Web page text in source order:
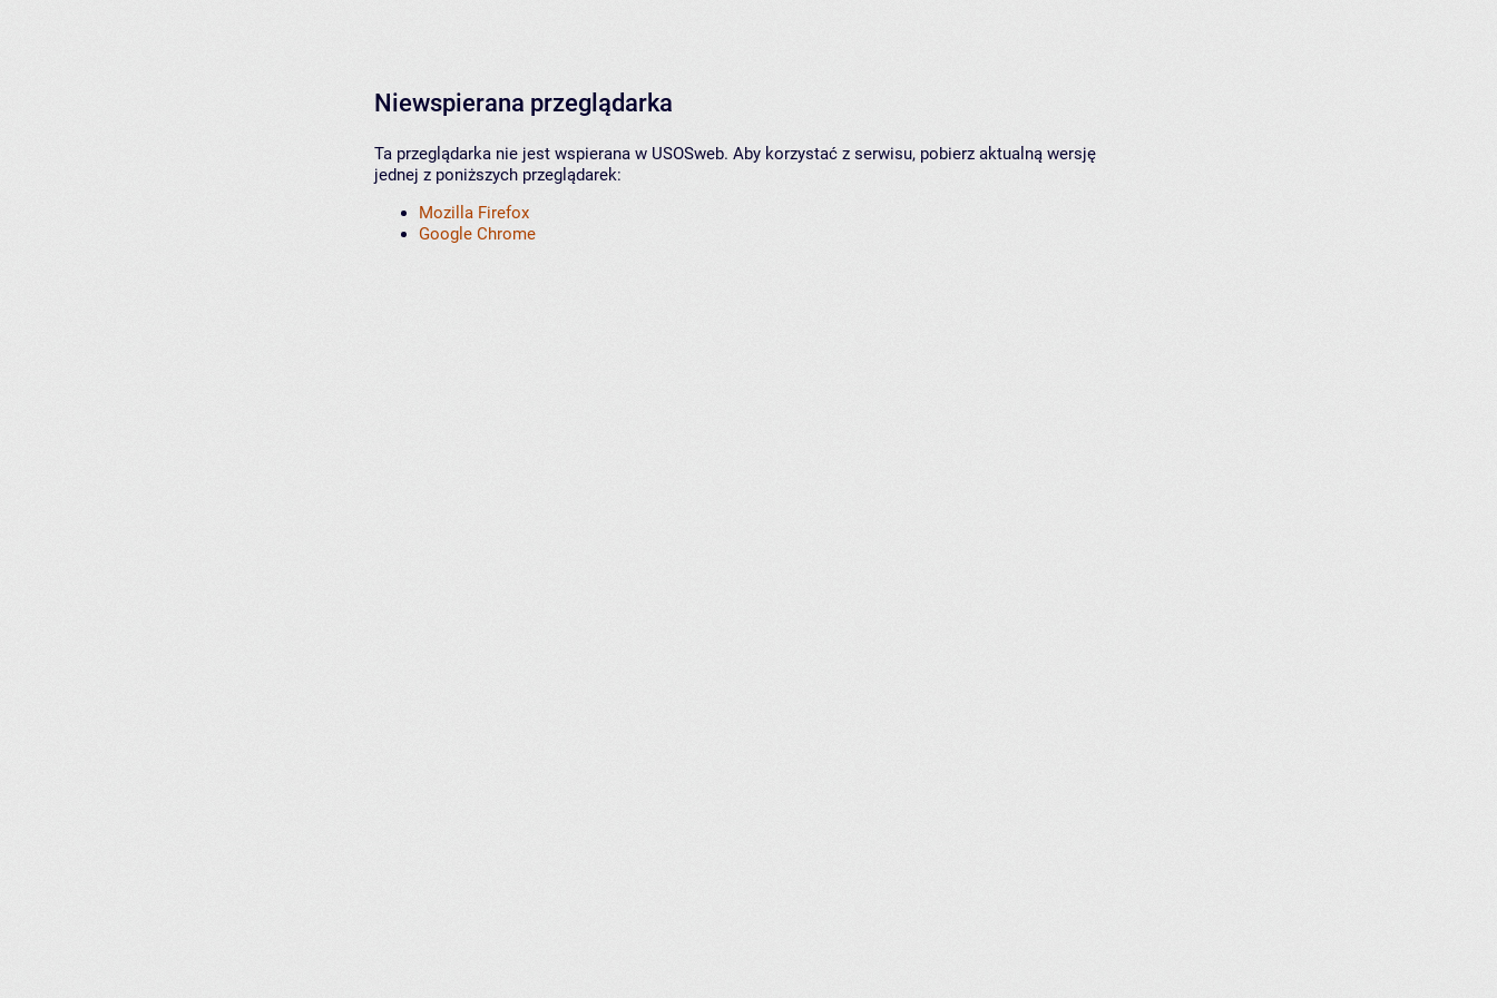
Niewspierana przeglądarka
Ta przeglądarka nie jest wspierana w USOSweb. Aby korzystać z serwisu, pobierz aktualną wersję
jednej z poniższych przeglądarek:
Mozilla Firefox
Google Chrome